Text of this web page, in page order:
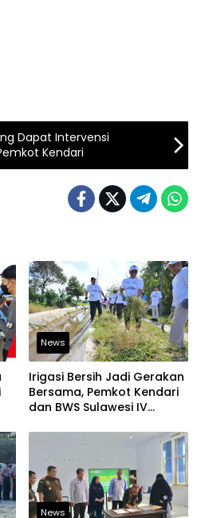
Dapat Intervensi
Kendari
News
Irigasi Bersih Jadi Gerakan
Bersama, Pemkot Kendari
dan BWS Sulawesi IV
Pangan
News